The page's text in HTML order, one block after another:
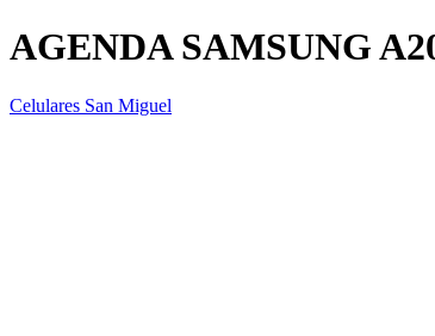
AGENDA SAMSUNG
Celulares San Miguel